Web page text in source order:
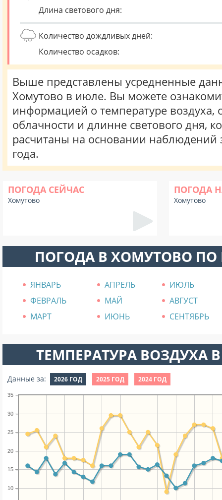
Длина светового дня:
Количество дождливых дней:
Количество осадков:
Выше представлены усредненные
Хомутово в июле. Вы можете
информацией о температуре воздуха,
облачности и длинне светового дня,
расчитаны на основании наблюдений
года.
ПОГОДА СЕЙЧАС
Хомутово
ПОГОДА
Хомутово
ПОГОДА В ХОМУТОВО
ЯНВАРЬ АПРЕЛЬ
ИЮЛЬ
ФЕВРАЛЬ
МАЙ
АВГУСТ
МАРТ
ИЮНЬ СЕНТЯБРЬ
ТЕМПЕРАТУРА ВОЗДУХА
Данные за: 2026 ГОД 2025 ГОД 2024 ГОД
10
15
20
25
30
35